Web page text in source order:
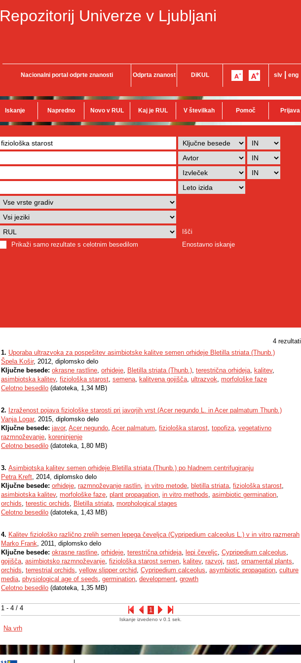
Repozitorij Univerze v Ljubljani
Nacionalni portal odprte znanosti Odprta znanost DiKUL slv eng
Iskanje Napredno Novo v RUL Kaj je RUL V številkah Pomoč Prijava
Išči
Prikaži samo rezultate s celotnim besedilom
Enostavno iskanje
4 rezultati
1 - 4 / 4 1
1. Uporaba ultrazvoka za pospešitev asimbiotske kalitve semen orhideje Bletilla striata (Thunb.)
Špela Košir, 2012, diplomsko delo
Ključne besede: okrasne rastline, orhideje, Bletilla striata (Thunb.), terestrična orhideja, kalitev,
asimbiotska kalitev, fiziološka starost, semena, kalitvena gojišča, ultrazvok, morfološke faze
Celotno besedilo (datoteka, 1,34 MB)
2. Izraženost pojava fiziološke starosti pri javorjih vrst (Acer negundo L. in Acer palmatum Thunb.)
Vanja Logar, 2015, diplomsko delo
Ključne besede: javor, Acer negundo, Acer palmatum, fiziološka starost, topofiza, vegetativno
razmnoževanje, koreninjenje
Celotno besedilo (datoteka, 1,80 MB)
3. Asimbiotska kalitev semen orhideje Bletilla striata (Thunb.) po hladnem centrifugiranju
Petra Kreft, 2014, diplomsko delo
Ključne besede: orhideje, razmnoževanje rastlin, in vitro metode, bletilla striata, fiziološka starost,
asimbiotska kalitev, morfološke faze, plant propagation, in vitro methods, asimbiotic germination,
orchids, terestic orchids, Bletilla striata, morphological stages
Celotno besedilo (datoteka, 1,43 MB)
4. Kalitev fiziološko različno zrelih semen lepega čeveljca (Cypripedium calceolus L.) v in vitro razmerah
Marko Frank, 2011, diplomsko delo
Ključne besede: okrasne rastline, orhideje, terestrična orhideja, lepi čeveljc, Cypripedium calceolus,
gojišča, asimbiotsko razmnoževanje, fiziološka starost semen, kalitev, razvoj, rast, ornamental plants,
orchids, terrestrial orchids, yellow slipper orchid, Cypripedium calceolus, asymbiotic propagation, culture
media, physiological age of seeds, germination, development, growth
Celotno besedilo (datoteka, 1,35 MB)
Iskanje izvedeno v 0.1 sek.
Na vrh